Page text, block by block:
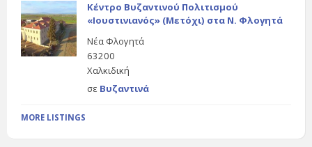
Κέντρο Βυζαντινού Πολιτισμού
«Ιουστινιανός» (Μετόχι) στα Ν. Φλογητά
Νέα Φλογητά
63200
Χαλκιδική
σε Βυζαντινά
MORE LISTINGS